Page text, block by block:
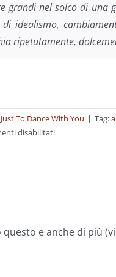
grandi nel solco di una
idealismo,
ripetutamente,
To Dance With You | Tag:
disabilitatisu
La
e anche di più